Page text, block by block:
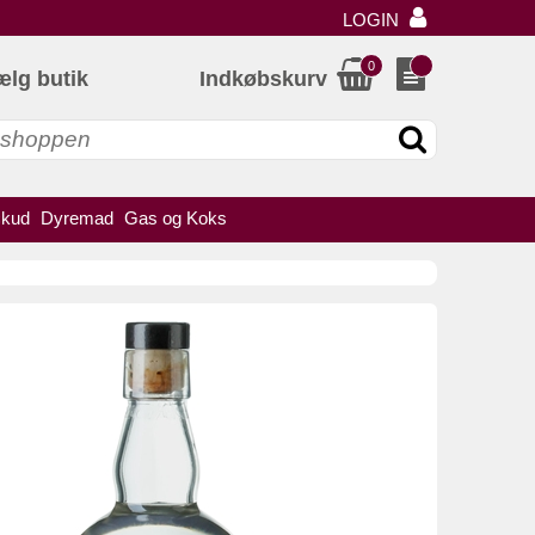
LOGIN
butik
Dyremad Gas og Koks
Indkøbskurv
0